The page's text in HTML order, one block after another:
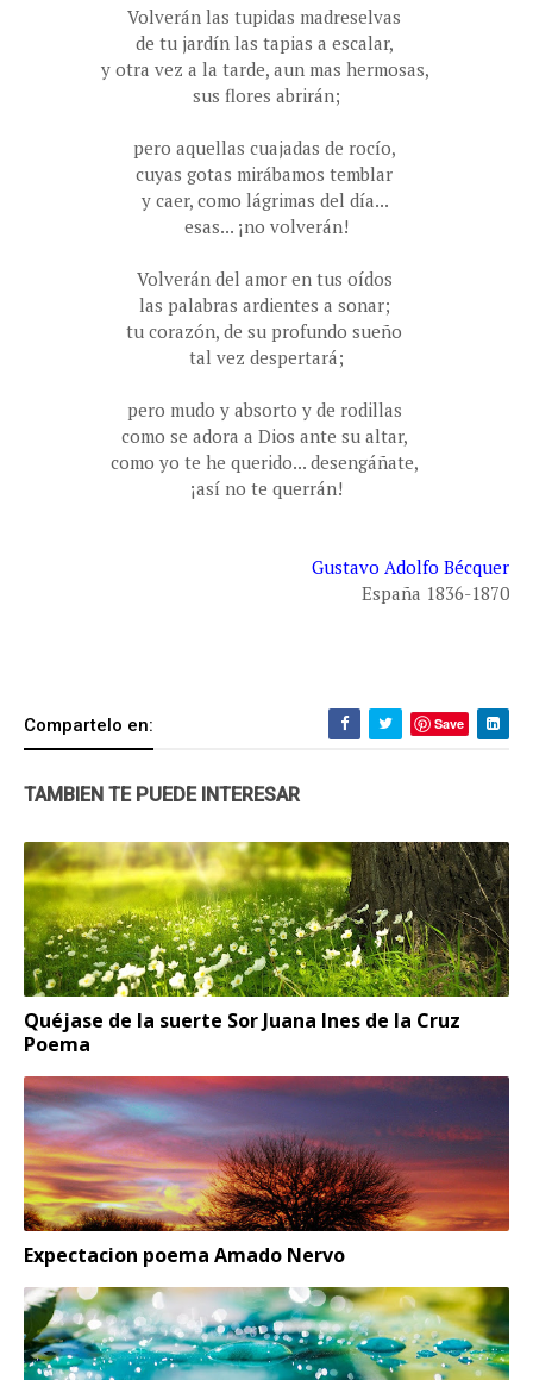
Volverán las tupidas madreselvas
de tu jardín las tapias a escalar,
y otra vez a la tarde, aun mas hermosas,
sus flores abrirán;
pero aquellas cuajadas de rocío,
cuyas gotas mirábamos temblar
y caer, como lágrimas del día...
esas... ¡no volverán!
Volverán del amor en tus oídos
las palabras ardientes a sonar;
tu corazón, de su profundo sueño
tal vez despertará;
pero mudo y absorto y de rodillas
como se adora a Dios ante su altar,
como yo te he querido... desengáñate,
¡así no te querrán!
Gustavo Adolfo Bécquer
España 1836-1870
Compartelo en: Save
TAMBIEN TE PUEDE INTERESAR
Quéjase de la suerte Sor Juana Ines de la Cruz
Poema
Expectacion poema Amado Nervo